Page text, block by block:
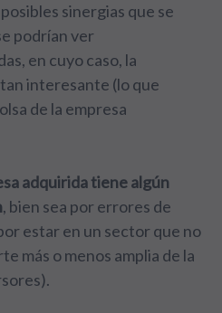
sinergias que se
podrían ver
en cuyo caso, la
interesante (lo que
de la empresa
adquirida tiene algún
, bien sea por errores de
estar en un sector que no
más o menos amplia de la